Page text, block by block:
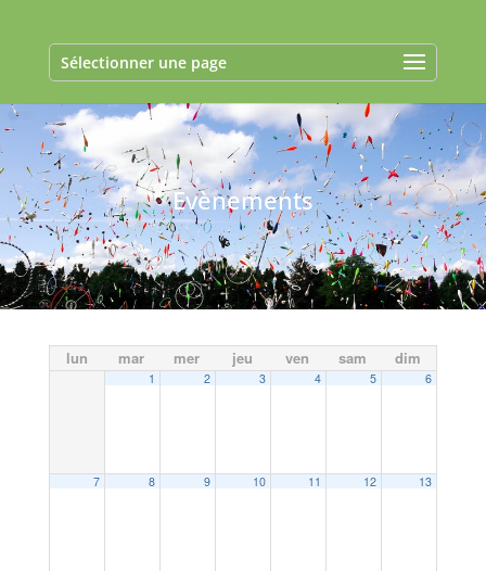
Sélectionner une page
Evènements
lun mar mer jeu ven sam dim
1 2 3 4 5 6
7 8 9 10 11 12 13